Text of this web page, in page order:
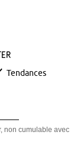
Tendances
non cumulable avec